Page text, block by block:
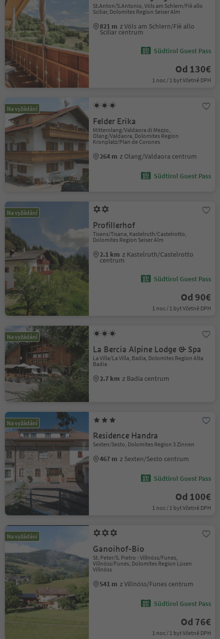
St.Anton/S.Antonio, Völs am Schlern/Fiè allo
Sciliar, Dolomites Region Seiser Alm
821 m z Völs am Schlern/Fiè allo
Sciliar centrum
Südtirol Guest Pass
Od 130€
1 noc / 1 byt Včetně DPH
Na vyžádání
Felder Erika
Mitterolang/Valdaora di Mezzo,
Olang/Valdaora, Dolomites Region
Kronplatz/Plan de Corones
264 m z Olang/Valdaora centrum
Südtirol Guest Pass
Na vyžádání
Profillerhof
Tisens/Tisana, Kastelruth/Castelrotto,
Dolomites Region Seiser Alm
2.1 km z Kastelruth/Castelrotto
centrum
Südtirol Guest Pass
Od 90€
1 noc / 1 byt Včetně DPH
Na vyžádání
La Bercia Alpine Lodge & Spa
La Villa/La Villa, Badia, Dolomites Region Alta
Badia
2.7 km z Badia centrum
Na vyžádání
Residence Handra
Sexten/Sesto, Dolomites Region 3 Zinnen
467 m z Sexten/Sesto centrum
Südtirol Guest Pass
Od 100€
1 noc / 1 byt Včetně DPH
Na vyžádání
Ganoihof-Bio
St. Peter/S. Pietro - Villnöss/Funes,
Villnöss/Funes, Dolomites Region Lüsen
Villnöss
541 m z Villnöss/Funes centrum
Südtirol Guest Pass
Od 76€
1 noc / 1 byt Včetně DPH